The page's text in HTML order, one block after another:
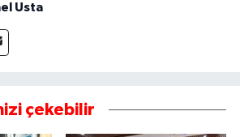
Usta
çekebilir